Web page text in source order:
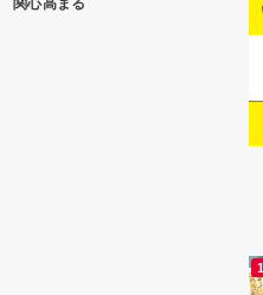
関心高まる